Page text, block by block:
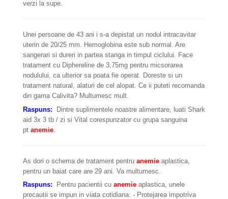
verzi la supe.
Unei persoane de 43 ani i s-a depistat un nodul intracavitar
uterin de 20/25 mm. Hemoglobina este sub normal. Are
sangerari si dureri in partea stanga in timpul ciclului. Face
tratament cu Diphereline de 3,75mg pentru micsorarea
nodulului, ca ulterior sa poata fie operat. Doreste si un
tratament natural, alaturi de cel alopat. Ce ii puteti recomanda
din gama Calivita? Multumesc mult.
Raspuns:
Dintre suplimentele noastre alimentare, luati Shark
aid 3x 3 tb / zi si Vital corespunzator cu grupa sanguina
pt anemie
As dori o schema de tratament pentru anemie aplastica,
pentru un baiat care are 29 ani. Va multumesc.
Raspuns:
Pentru pacientii cu anemie aplastica, unele
precautii se impun in viata cotidiana: - Protejarea impotriva